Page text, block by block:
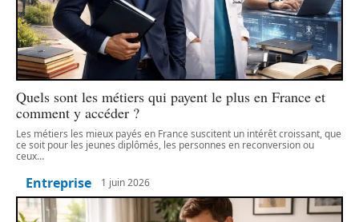
Quels sont les métiers qui payent le plus en France et
comment y accéder ?
Les métiers les mieux payés en France suscitent un intérêt croissant, que
ce soit pour les jeunes diplômés, les personnes en reconversion ou
ceux…
Entreprise 1 juin 2026